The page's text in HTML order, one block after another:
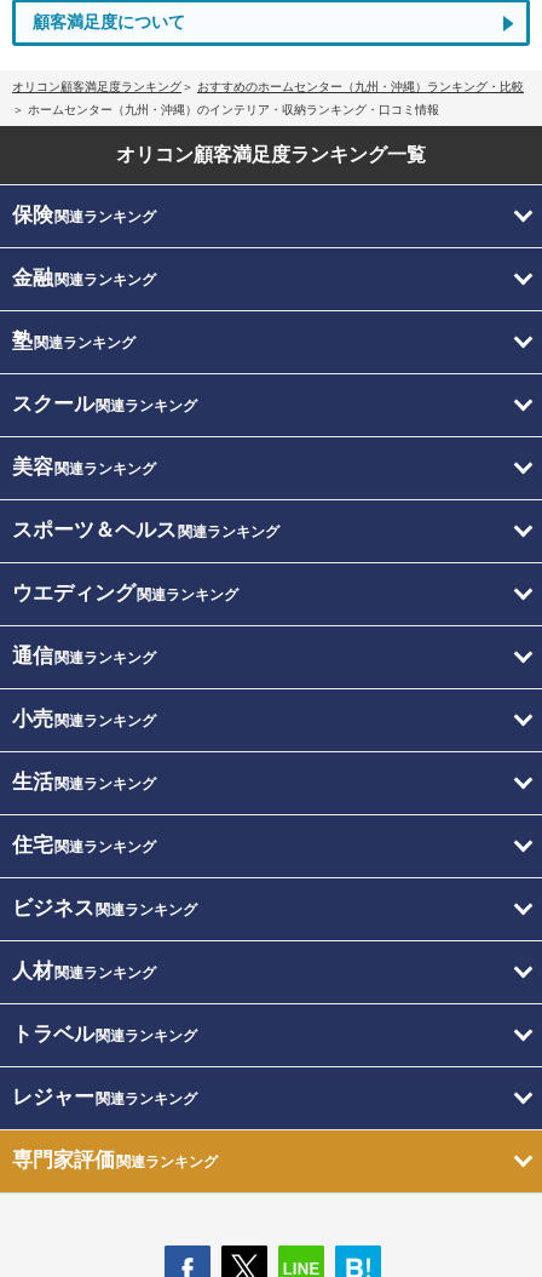
顧客満足度について
オリコン顧客満足度ランキング
おすすめのホームセンター（九州・沖縄）ランキング・比較
ホームセンター（九州・沖縄）のインテリア・収納ランキング・口コミ情報
オリコン顧客満足度ランキング一覧
保険関連ランキング
金融関連ランキング
塾関連ランキング
スクール関連ランキング
美容関連ランキング
スポーツ＆ヘルス 関連ランキング
ウエディング関連ランキング
通信関連ランキング
小売関連ランキング
生活関連ランキング
住宅関連ランキング
ビジネス 関連ランキング
人材関連ランキング
トラベル関連ランキング
レジャー関連ランキング
専門家評価関連ランキング